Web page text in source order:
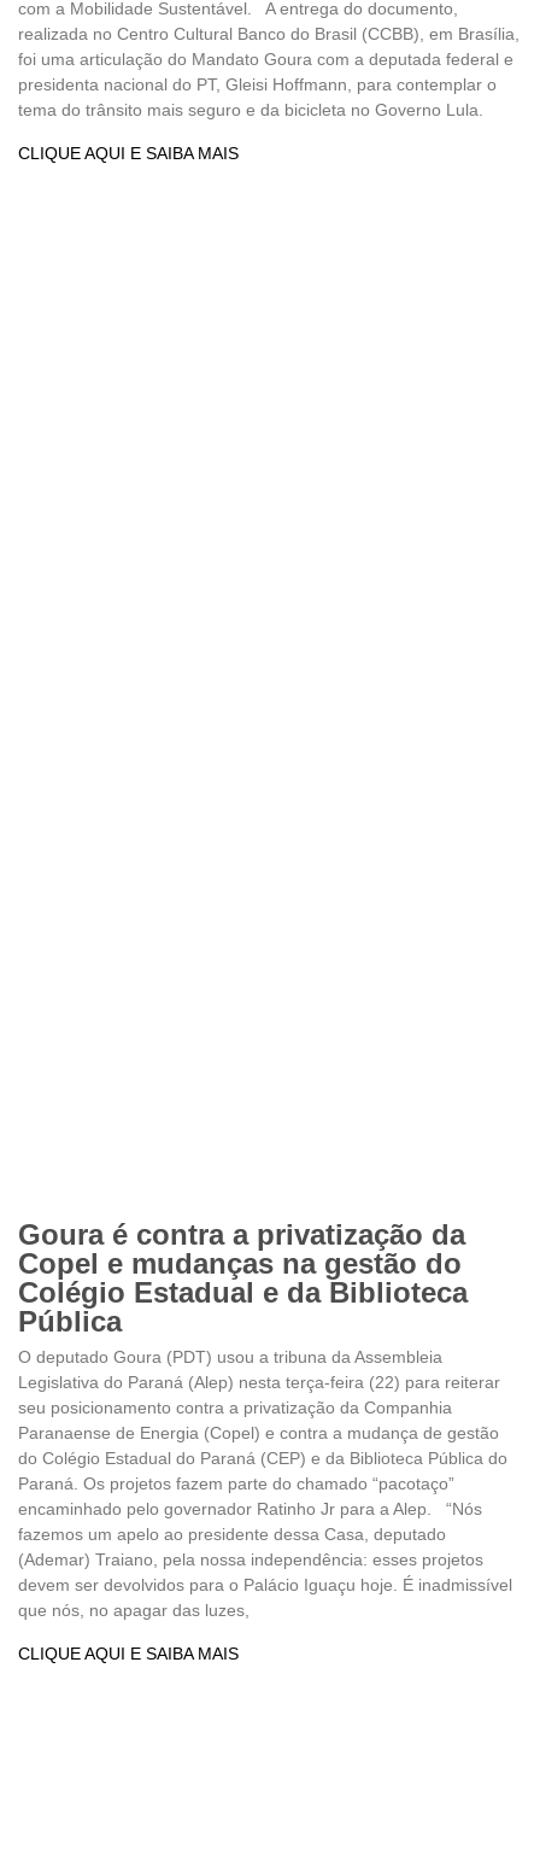
com a Mobilidade Sustentável. A entrega do documento,
realizada no Centro Cultural Banco do Brasil (CCBB), em Brasília,
foi uma articulação do Mandato Goura com a deputada federal e
presidenta nacional do PT, Gleisi Hoffmann, para contemplar o
tema do trânsito mais seguro e da bicicleta no Governo Lula.
CLIQUE AQUI E SAIBA MAIS
Goura é contra a privatização da
Copel e mudanças na gestão do
Colégio Estadual e da Biblioteca
Pública
O deputado Goura (PDT) usou a tribuna da Assembleia
Legislativa do Paraná (Alep) nesta terça-feira (22) para reiterar
seu posicionamento contra a privatização da Companhia
Paranaense de Energia (Copel) e contra a mudança de gestão
do Colégio Estadual do Paraná (CEP) e da Biblioteca Pública do
Paraná. Os projetos fazem parte do chamado “pacotaço”
encaminhado pelo governador Ratinho Jr para a Alep. “Nós
fazemos um apelo ao presidente dessa Casa, deputado
(Ademar) Traiano, pela nossa independência: esses projetos
devem ser devolvidos para o Palácio Iguaçu hoje. É inadmissível
que nós, no apagar das luzes,
CLIQUE AQUI E SAIBA MAIS